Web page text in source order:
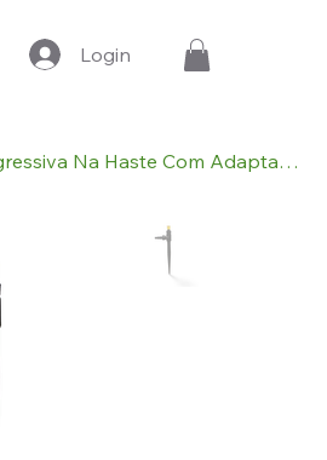
Login
Aspersor Vazão Progressiva Na Haste Com Adaptador Para Mang.